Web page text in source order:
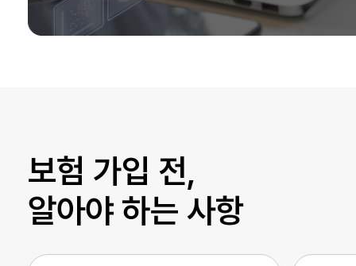
보험 가입 전,
알아야 하는 사항